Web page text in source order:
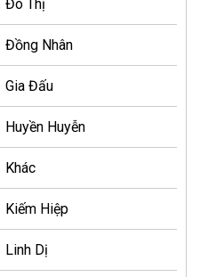
Đô Thị
Đồng Nhân
Gia Đấu
Huyền Huyễn
Khác
Kiếm Hiệp
Linh Dị